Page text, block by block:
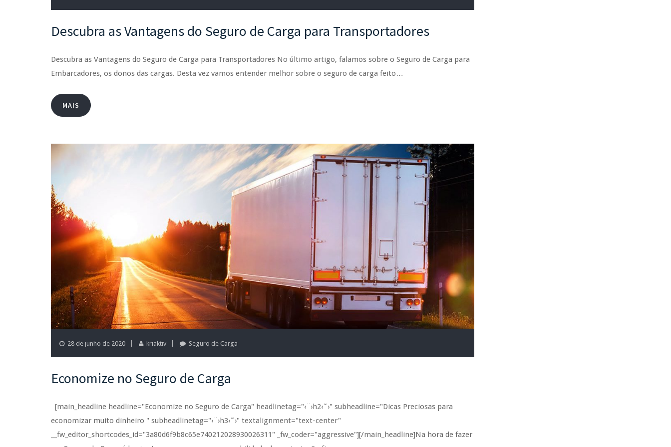
Descubra as Vantagens do Seguro de Carga para Transportadores
Descubra as Vantagens do Seguro de Carga para Transportadores No último artigo, falamos sobre o Seguro de Carga para
Embarcadores, os donos das cargas. Desta vez vamos entender melhor sobre o seguro de carga feito…
MAIS
28 de junho de 2020 kriaktiv Seguro de Carga
Economize no Seguro de Carga
[main_headline headline="Economize no Seguro de Carga" headlinetag="‹¨›h2‹˜›" subheadline="Dicas Preciosas para
economizar muito dinheiro " subheadlinetag="‹¨›h3‹˜›" textalignment="text-center"
__fw_editor_shortcodes_id="3a80d6f9b8c65e740212028930026311" _fw_coder="aggressive"][/main_headline]Na hora de fazer